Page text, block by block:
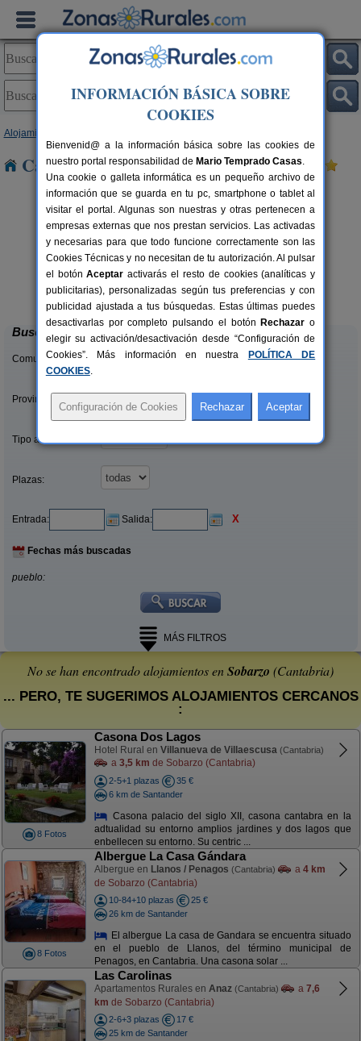
Alojamientos
Casas Rurales cerca de Sobarzo
20+1 pers.
desde25 €
La Casa del Lago de Campoo
Orzales (Cantabria)
Buscar
Comunidades:
Provincias/Islas:
Tipo alquiler:
Plazas:
Entrada: Salida: X
Fechas más buscadas
pueblo:
MÁS FILTROS
No se han encontrado alojamientos enSobarzo (Cantabria)
... PERO, TE SUGERIMOS ALOJAMIENTOS CERCANOS
:
8 Fotos
Casona Dos Lagos
Hotel Rural en Villanueva de Villaescusa (Cantabria)
a 3,5 km de Sobarzo (Cantabria)
2-5+1 plazas
35 €
6 km de Santander
Casona palacio del siglo XII, casona cantabra en la
adtualidad su entorno amplios jardines y dos lagos que
enbellecen su entorno. Su centric ...
8 Fotos
Albergue La Casa Gándara
Albergue en Llanos / Penagos (Cantabria) a 4 km
de Sobarzo (Cantabria)
10-84+10 plazas
25 €
26 km de Santander
El albergue La casa de Gandara se encuentra situado
en el pueblo de Llanos, del término municipal de
Penagos, en Cantabria. Una casona solar ...
Las Carolinas
Apartamentos Rurales en Anaz (Cantabria) a 7,6
km de Sobarzo (Cantabria)
2-6+3 plazas
17 €
25 km de Santander
INFORMACIÓN BÁSICA SOBRE
COOKIES
Bienvenid@ a la información básica sobre las cookies de
nuestro portal responsabilidad de Mario Temprado Casas.
Una cookie o galleta informática es un pequeño archivo de
información que se guarda en tu pc, smartphone o tablet al
visitar el portal. Algunas son nuestras y otras pertenecen a
empresas externas que nos prestan servicios. Las activadas
y necesarias para que todo funcione correctamente son las
Cookies Técnicas y no necesitan de tu autorización. Al pulsar
el botónAceptar activarás el resto de cookies (analíticas y
publicitarias), personalizadas según tus preferencias y con
publicidad ajustada a tus búsquedas. Estas últimas puedes
desactivarlas por completo pulsando el botón Rechazar o
elegir su activación/desactivación desde “Configuración de
Cookies”. Más información en nuestra
POLÍTICA DE
COOKIES.